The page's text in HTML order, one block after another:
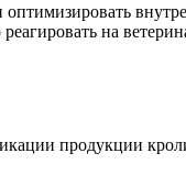
оптимизировать
на
продукции